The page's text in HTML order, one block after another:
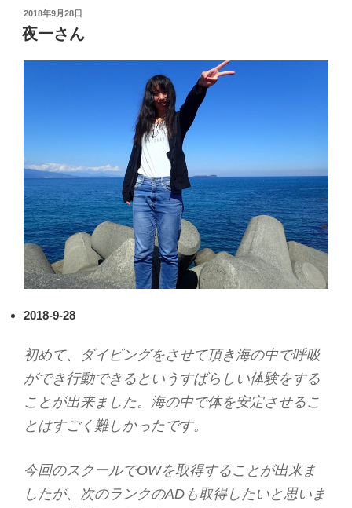
投
稿
日:
2018年9月28日
夜一さん
2018-9-28
初めて、ダイビングをさせて頂き海の中で呼吸
ができ行動できるというすばらしい体験をする
ことが出来ました。海の中で体を安定させるこ
とはすごく難しかったです。
今回のスクールでOWを取得することが出来ま
したが、次のランクのADも取得したいと思いま